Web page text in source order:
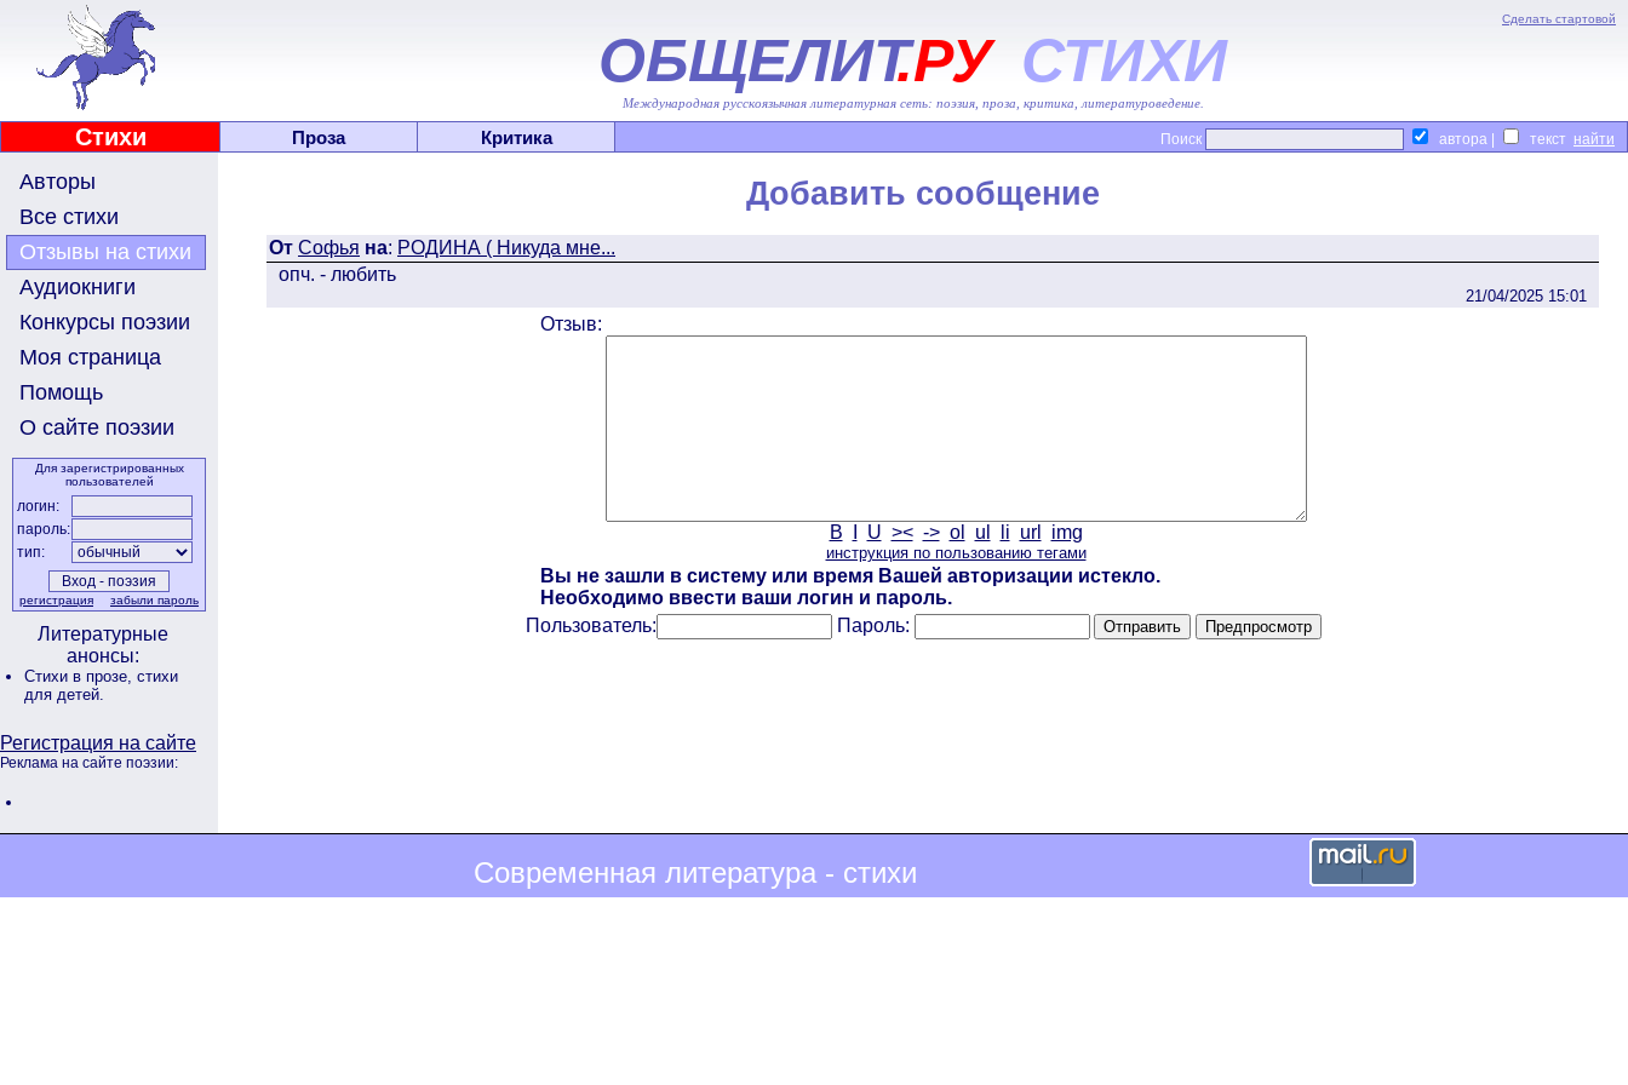
Сделать стартовой
ОБЩЕЛИТ.РУ СТИХИ
Международная русскоязычная литературная сеть: поэзия, проза, критика, литературоведение.
Стихи Проза Критика Поиск автора | текст
Авторы
Все стихи
Отзывы на стихи
Аудиокниги
Конкурсы поэзии
Моя страница
Помощь
О сайте поэзии
Для зарегистрированных
пользователей
логин:
пароль:
тип:
регистрация забыли пароль
Литературные
анонсы:
Стихи в прозе, стихи
для детей.
Регистрация на сайте
Реклама на сайте поэзии:
Добавить сообщение
От Софья на: РОДИНА ( Никуда мне...
опч. - любить
21/04/2025 15:01
Отзыв:
B U >< -> ol ul li url img
инструкция по пользованию тегами
Вы не зашли в систему или время Вашей авторизации истекло.
Необходимо ввести ваши логин и пароль.
Пользователь:
Пароль:
Современная литература - стихи